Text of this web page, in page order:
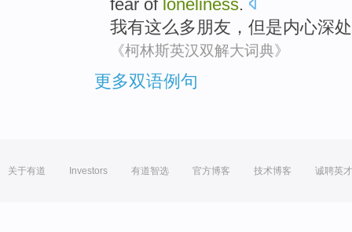
fear of loneliness.
我有这么多 朋友 ， 但是内心深处
《柯林斯英汉双解大词典》
更多双语例句
关于有道 Investors 有道智选 官方博客 技术博客 诚聘英才